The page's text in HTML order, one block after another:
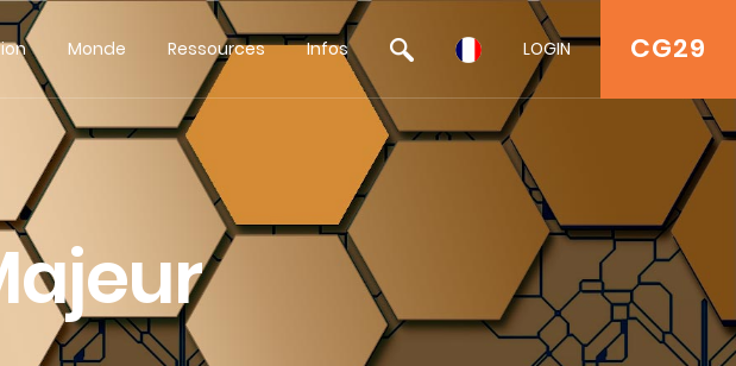
CG29
Monde Ressources Infos LOGIN